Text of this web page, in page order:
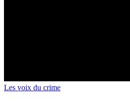
Les voix du crime